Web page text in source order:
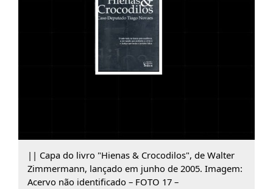
|| Capa do livro "Hienas & Crocodilos", de Walter
Zimmermann, lançado em junho de 2005. Imagem:
Acervo não identificado – FOTO 17 –